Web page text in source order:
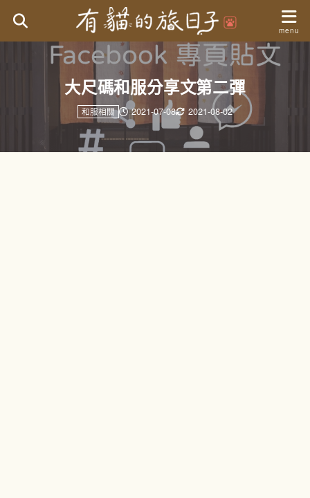
大尺碼和服分享文第二彈
2021-07-08 2021-08-02
和服相關